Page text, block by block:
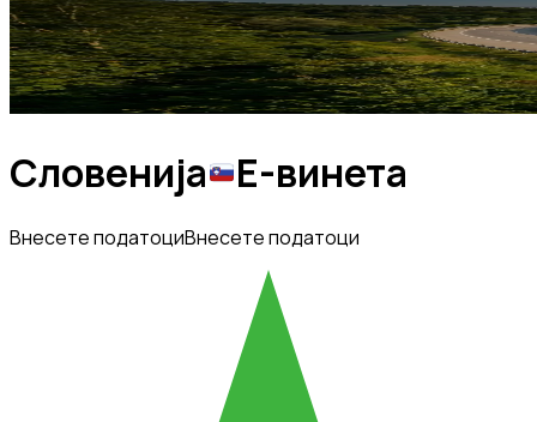
Словенија Е-винета
Внесете податоциВнесете податоци